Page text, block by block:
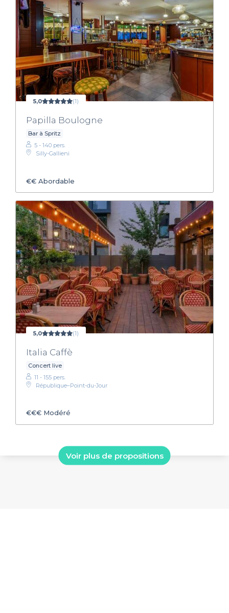
5,0 (1)
Papilla Boulogne
Bar à Spritz
5 - 140 pers.
Silly-Gallieni
€€ Abordable
5,0 (1)
Italia Caffè
Concert live
11 - 155 pers.
République–Point-du-Jour
€€€ Modéré
Voir plus de propositions